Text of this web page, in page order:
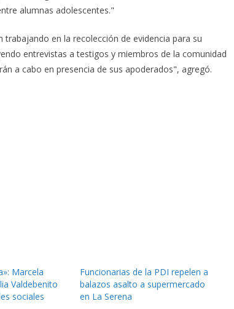
alumnas adolescentes."
en la recolección de evidencia para su
entrevistas a testigos y miembros de la comunidad
a cabo en presencia de sus apoderados", agregó.
Marcela
Valdebenito
sociales
Funcionarias de la PDI repelen a
balazos asalto a supermercado
en La Serena